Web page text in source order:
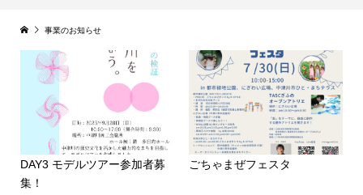
事業のお知らせ
DAY3 モデルツアー参加者募
集！
ごちゃまぜフェスタ